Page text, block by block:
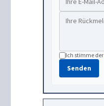
Ich stimme der
Senden